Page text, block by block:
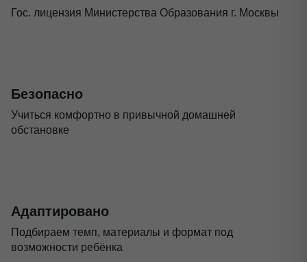
Гос. лицензия Министерства Образования г. Москвы
Безопасно
Учиться комфортно в привычной домашней
обстановке
Адаптировано
Подбираем темп, материалы и формат под
возможности ребёнка